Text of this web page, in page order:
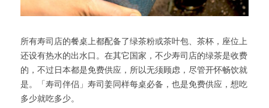
所有寿司店的餐桌上都配备了绿茶粉或茶叶包、茶杯，座位上
还设有热水的出水口。在其它国家，不少寿司店的绿茶是收费
的，不过日本都是免费供应，所以无须顾虑，尽管开怀畅饮就
是。「寿司伴侣」寿司姜同样每桌必备，也是免费供应，想吃
多少就吃多少。